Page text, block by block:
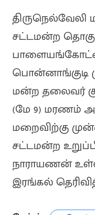
திருநெல்வேலி
சட்டமன்ற
பொன்னாங்குடி
மன்ற தலைவர்
(மே 9) மரணம்
மறைவிற்கு
சட்டமன்ற
நாராயணன்
இரங்கல்